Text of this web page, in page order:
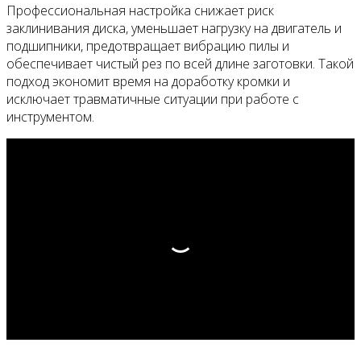
Профессиональная настройка снижает риск
заклинивания диска, уменьшает нагрузку на двигатель и
подшипники, предотвращает вибрацию пилы и
обеспечивает чистый рез по всей длине заготовки. Такой
подход экономит время на доработку кромки и
исключает травматичные ситуации при работе с
инструментом.